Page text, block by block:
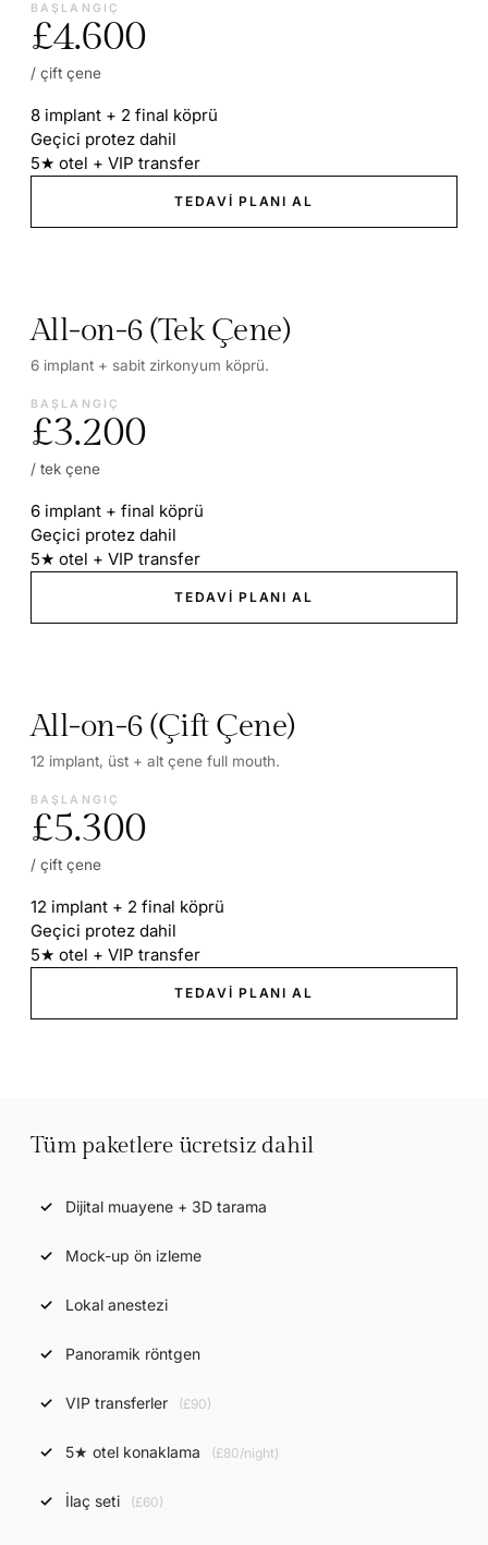
BAŞLANGIÇ
£4.600
/ çift çene
8 implant + 2 final köprü
Geçici protez dahil
5★ otel + VIP transfer
TEDAVI PLANI AL
All-on-6 (Tek Çene)
6 implant + sabit zirkonyum köprü.
BAŞLANGIÇ
£3.200
/ tek çene
6 implant + final köprü
Geçici protez dahil
5★ otel + VIP transfer
TEDAVI PLANI AL
All-on-6 (Çift Çene)
12 implant, üst + alt çene full mouth.
BAŞLANGIÇ
£5.300
/ çift çene
12 implant + 2 final köprü
Geçici protez dahil
5★ otel + VIP transfer
TEDAVI PLANI AL
Tüm paketlere ücretsiz dahil
Dijital muayene + 3D tarama
Mock-up ön izleme
Lokal anestezi
Panoramik röntgen
VIP transferler (£90)
5★ otel konaklama (£80/night)
İlaç seti (£60)